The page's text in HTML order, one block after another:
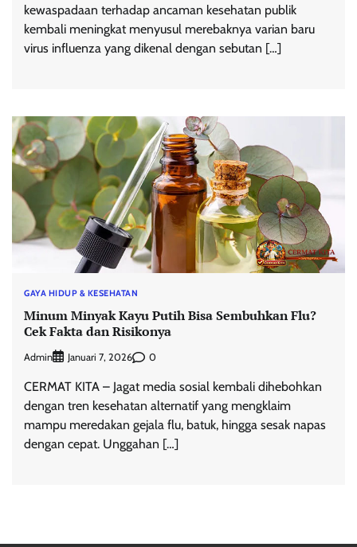
kewaspadaan terhadap ancaman kesehatan publik
kembali meningkat menyusul merebaknya varian baru
virus influenza yang dikenal dengan sebutan […]
GAYA HIDUP & KESEHATAN
Minum Minyak Kayu Putih Bisa Sembuhkan Flu?
Cek Fakta dan Risikonya
Admin Januari 7, 2026 0
CERMAT KITA – Jagat media sosial kembali dihebohkan
dengan tren kesehatan alternatif yang mengklaim
mampu meredakan gejala flu, batuk, hingga sesak napas
dengan cepat. Unggahan […]